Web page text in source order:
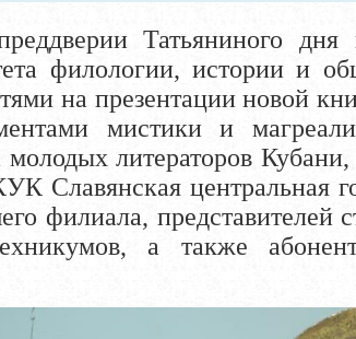
Татьяниного дня
филологии, истории и
на презентации новой
мистики и
литераторов
Славянская центральная
филиала, представителей
а также